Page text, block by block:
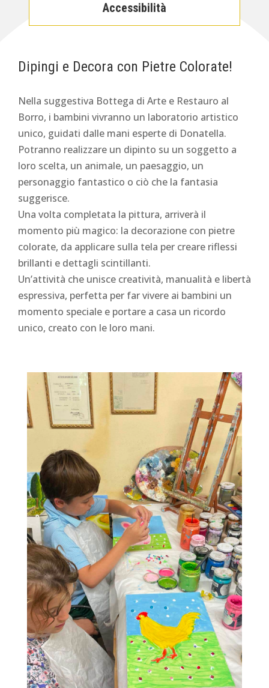
Accessibilità
Dipingi e Decora con Pietre Colorate!
Nella suggestiva Bottega di Arte e Restauro al
Borro, i bambini vivranno un laboratorio artistico
unico, guidati dalle mani esperte di Donatella.
Potranno realizzare un dipinto su un soggetto a
loro scelta, un animale, un paesaggio, un
personaggio fantastico o ciò che la fantasia
suggerisce.
Una volta completata la pittura, arriverà il
momento più magico: la decorazione con pietre
colorate, da applicare sulla tela per creare riflessi
brillanti e dettagli scintillanti.
Un’attività che unisce creatività, manualità e libertà
espressiva, perfetta per far vivere ai bambini un
momento speciale e portare a casa un ricordo
unico, creato con le loro mani.